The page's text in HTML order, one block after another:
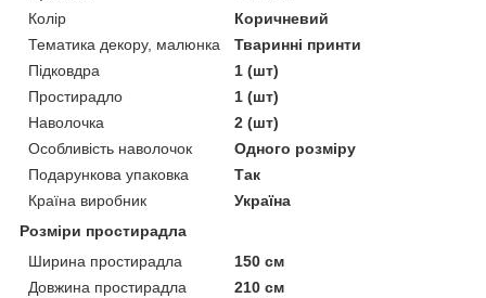
Колір
Коричневий
Тематика декору, малюнка
Тваринні принти
Підковдра
1 (шт)
Простирадло
1 (шт)
Наволочка
2 (шт)
Особливість наволочок
Одного розміру
Подарункова упаковка
Так
Країна виробник
Україна
Розміри простирадла
Ширина простирадла
150 см
Довжина простирадла
210 см